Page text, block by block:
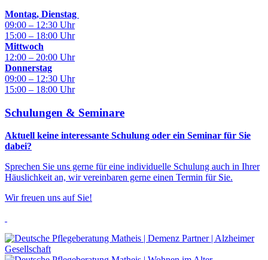
Montag, Dienstag
09:00 – 12:30 Uhr
15:00 – 18:00 Uhr
Mittwoch
12:00 – 20:00 Uhr
Donnerstag
09:00 – 12:30 Uhr
15:00 – 18:00 Uhr
Schulungen & Seminare
Aktuell keine interessante Schulung oder ein Seminar für Sie
dabei?
Sprechen Sie uns gerne für eine individuelle Schulung auch in Ihrer
Häuslichkeit an, wir vereinbaren gerne einen Termin für Sie.
Wir freuen uns auf Sie!